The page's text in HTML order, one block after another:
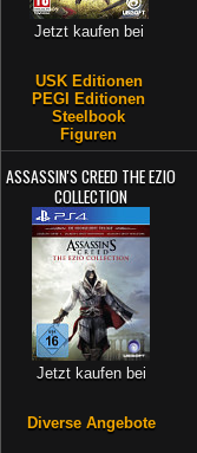
Jetzt kaufen bei
USK Editionen
PEGI Editionen
Steelbook
Figuren
ASSASSIN'S CREED THE EZIO
COLLECTION
Jetzt kaufen bei
Diverse Angebote